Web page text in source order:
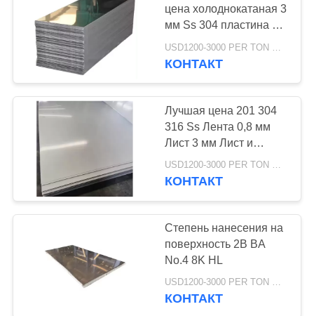
Алюминиевый крен
прокладки
Алюминиевая
трубка трубы
25
цена холоднокатаная 3
мм Ss 304 пластина из
нержавеющей стали
USD1200-3000 PER TON MOQ:1Ton
КОНТАКТ
Лучшая цена 201 304
316 Ss Лента 0,8 мм
Лист 3 мм Лист и
пластины из
нержавеющей стали
USD1200-3000 PER TON MOQ:1Ton
КОНТАКТ
Степень нанесения на
поверхность 2B BA
No.4 8K HL
USD1200-3000 PER TON MOQ:1Ton
КОНТАКТ